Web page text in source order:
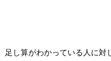
足し算がわかっている人に対